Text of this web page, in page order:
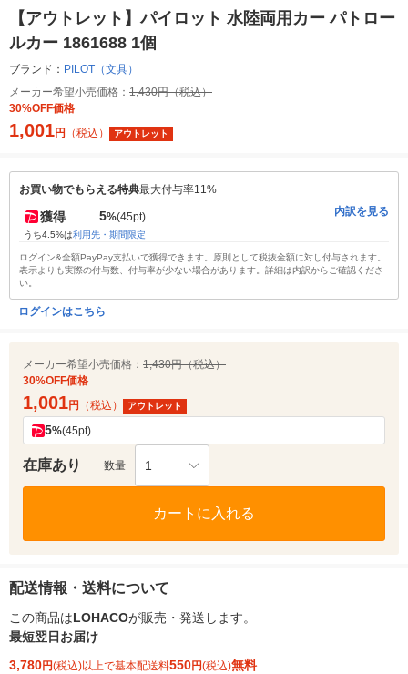
【アウトレット】パイロット 水陸両用カー パトロー
ルカー 1861688 1個
ブランド： PILOT（文具）
メーカー希望小売価格： 1,430円（税込）
30%OFF価格
1,001円 （税込） アウトレット
お買い物でもらえる特典最大付与率11%
獲得 5%(45pt)
うち4.5%は利用先・期間限定
内訳を見る
ログイン&全額PayPay支払いで獲得できます。原則として税抜金額に対し付与されます。
表示よりも実際の付与数、付与率が少ない場合があります。詳細は内訳からご確認くださ
い。
ログインはこちら
メーカー希望小売価格： 1,430円（税込）
30%OFF価格
1,001円 （税込） アウトレット
5%(45pt)
在庫あり 数量 1
カートに入れる
配送情報・送料について
この商品はLOHACOが販売・発送します。
最短翌日お届け
3,780円(税込)以上で基本配送料550円(税込)無料